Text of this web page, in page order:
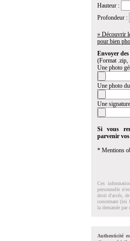
Hauteur :
Profondeur :
» Découvrir
pour bien
Envoyer
(Format .zip,
Une photo
Une photo
Une
Si vous
parvenir vos
* Mentions
Ces
personnelle
droit d'accés,
concernant (loi
la demande par
Authenticité